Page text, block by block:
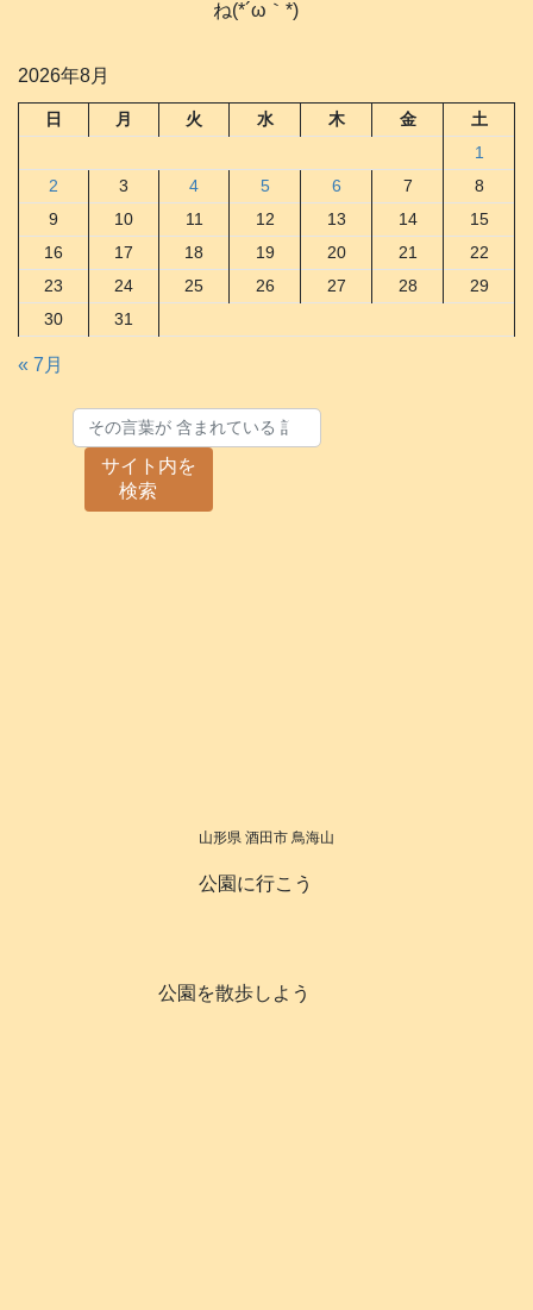
ね(*´ω｀*)
2026年8月
日 月 火 水 木 金
土
1
2
3 4 5 6 7
8
9
10 11 12 13 14
15
16
17 18 19 20 21
22
23
24 25 26 27 28
29
30
31
« 7月
サイト内を
検索
山形県 酒田市 鳥海山
公園に行こう
公園を散歩しよう